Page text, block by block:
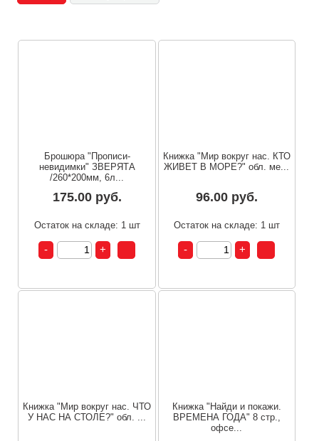
Брошюра "Прописи-
невидимки" ЗВЕРЯТА
/260*200мм, 6л...
175.00 руб.
Остаток на складе: 1 шт
Книжка "Мир вокруг нас. КТО
ЖИВЕТ В МОРЕ?" обл. ме...
96.00 руб.
Остаток на складе: 1 шт
Книжка "Мир вокруг нас. ЧТО
У НАС НА СТОЛЕ?" обл. ...
Книжка "Найди и покажи.
ВРЕМЕНА ГОДА" 8 стр.,
офсе...